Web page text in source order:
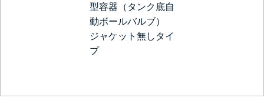
型容器（タンク底自
動ボールバルブ）
ジャケット無しタイ
プ